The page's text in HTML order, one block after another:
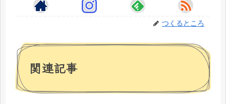
つくるところ
関連記事